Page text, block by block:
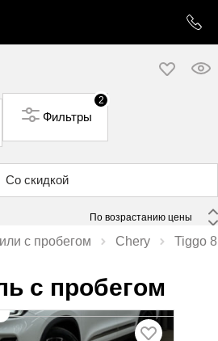
2
Фильтры
Со скидкой
с пробегом Chery Tiggo
с пробегом
Pro